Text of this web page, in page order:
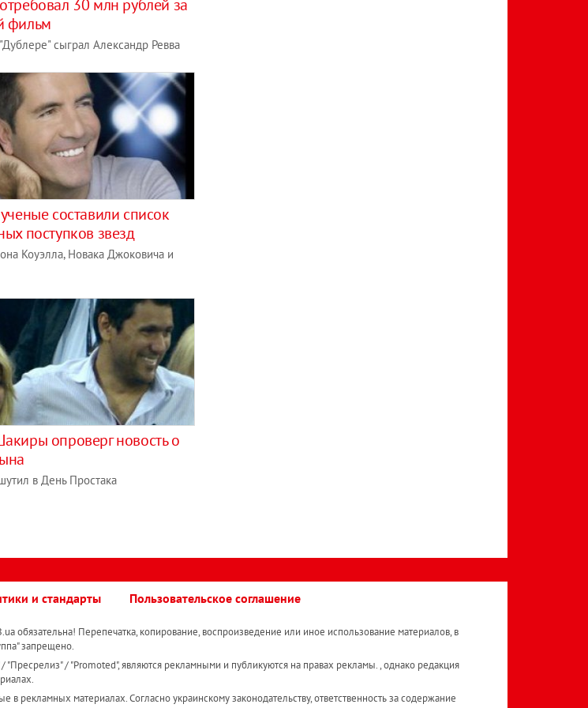
30 млн рублей за
фильм
сыграл Александр Ревва
составили список
поступков звезд
Коуэлла, Новака Джоковича и
опроверг новость о
в День Простака
и стандарты Пользовательское соглашение
обязательна! Перепечатка, копирование, воспроизведение или иное использование материалов, в
запрещено.
/ "Promoted", являются рекламными и публикуются на правах рекламы. , однако редакция
рекламных материалах. Согласно украинскому законодательству, ответственность за содержание